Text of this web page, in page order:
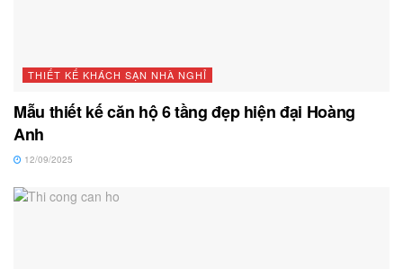
THIẾT KẾ KHÁCH SẠN NHÀ NGHỈ
Mẫu thiết kế căn hộ 6 tầng đẹp hiện đại Hoàng
Anh
12/09/2025